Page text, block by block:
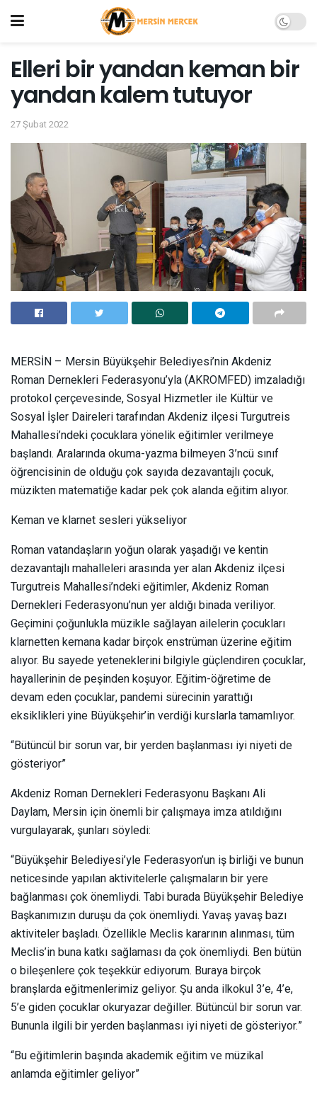
Elleri bir yandan keman bir
yandan kalem tutuyor
27 Şubat 2022
MERSİN – Mersin Büyükşehir Belediyesi’nin Akdeniz
Roman Dernekleri Federasyonu’yla (AKROMFED) imzaladığı
protokol çerçevesinde, Sosyal Hizmetler ile Kültür ve
Sosyal İşler Daireleri tarafından Akdeniz ilçesi Turgutreis
Mahallesi’ndeki çocuklara yönelik eğitimler verilmeye
başlandı. Aralarında okuma-yazma bilmeyen 3’ncü sınıf
öğrencisinin de olduğu çok sayıda dezavantajlı çocuk,
müzikten matematiğe kadar pek çok alanda eğitim alıyor.
Keman ve klarnet sesleri yükseliyor
Roman vatandaşların yoğun olarak yaşadığı ve kentin
dezavantajlı mahalleleri arasında yer alan Akdeniz ilçesi
Turgutreis Mahallesi’ndeki eğitimler, Akdeniz Roman
Dernekleri Federasyonu’nun yer aldığı binada veriliyor.
Geçimini çoğunlukla müzikle sağlayan ailelerin çocukları
klarnetten kemana kadar birçok enstrüman üzerine eğitim
alıyor. Bu sayede yeteneklerini bilgiyle güçlendiren çocuklar,
hayallerinin de peşinden koşuyor. Eğitim-öğretime de
devam eden çocuklar, pandemi sürecinin yarattığı
eksiklikleri yine Büyükşehir’in verdiği kurslarla tamamlıyor.
“Bütüncül bir sorun var, bir yerden başlanması iyi niyeti de
gösteriyor”
Akdeniz Roman Dernekleri Federasyonu Başkanı Ali
Daylam, Mersin için önemli bir çalışmaya imza atıldığını
vurgulayarak, şunları söyledi:
“Büyükşehir Belediyesi’yle Federasyon’un iş birliği ve bunun
neticesinde yapılan aktivitelerle çalışmaların bir yere
bağlanması çok önemliydi. Tabi burada Büyükşehir Belediye
Başkanımızın duruşu da çok önemliydi. Yavaş yavaş bazı
aktiviteler başladı. Özellikle Meclis kararının alınması, tüm
Meclis’in buna katkı sağlaması da çok önemliydi. Ben bütün
o bileşenlere çok teşekkür ediyorum. Buraya birçok
branşlarda eğitmenlerimiz geliyor. Şu anda ilkokul 3’e, 4’e,
5’e giden çocuklar okuryazar değiller. Bütüncül bir sorun var.
Bununla ilgili bir yerden başlanması iyi niyeti de gösteriyor.”
“Bu eğitimlerin başında akademik eğitim ve müzikal
anlamda eğitimler geliyor”